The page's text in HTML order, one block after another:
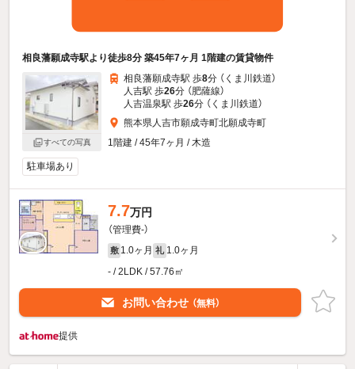
相良藩願成寺駅より徒歩8分 築45年7ヶ月 1階建の賃貸物件
すべての写真
相良藩願成寺駅 歩8分 （くま川鉄道）
人吉駅 歩26分 （肥薩線）
人吉温泉駅 歩26分 （くま川鉄道）
熊本県人吉市願成寺町北願成寺町
1階建 / 45年7ヶ月 / 木造
駐車場あり
7.7万円
（管理費-）
敷 1.0ヶ月 礼 1.0ヶ月
- / 2LDK / 57.76㎡
お問い合わせ （無料）
提供